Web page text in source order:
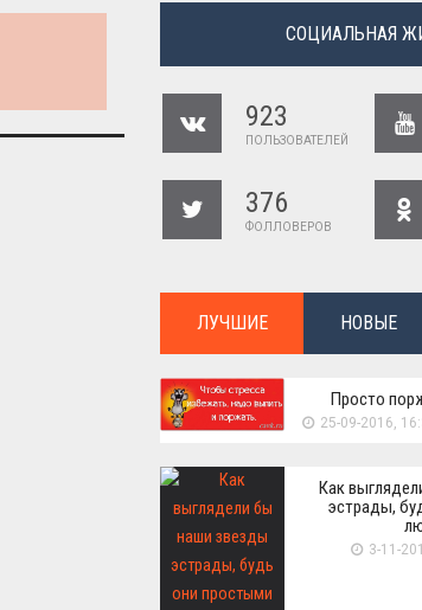
СОЦИАЛЬНАЯ
923
ПОЛЬЗОВАТЕЛЕЙ
376
ФОЛЛОВЕРОВ
ЛУЧШИЕ НОВЫЕ
Просто
25-09-2016,
Как
эстрады,
3-11-